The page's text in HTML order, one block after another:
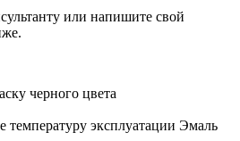
или напишите свой
черного цвета
температуру эксплуатации Эмаль